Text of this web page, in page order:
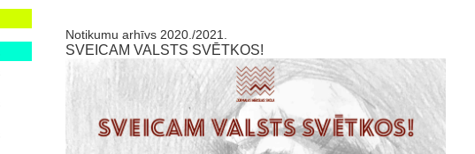
Notikumu arhīvs 2020./2021.
SVEICAM VALSTS SVĒTKOS!